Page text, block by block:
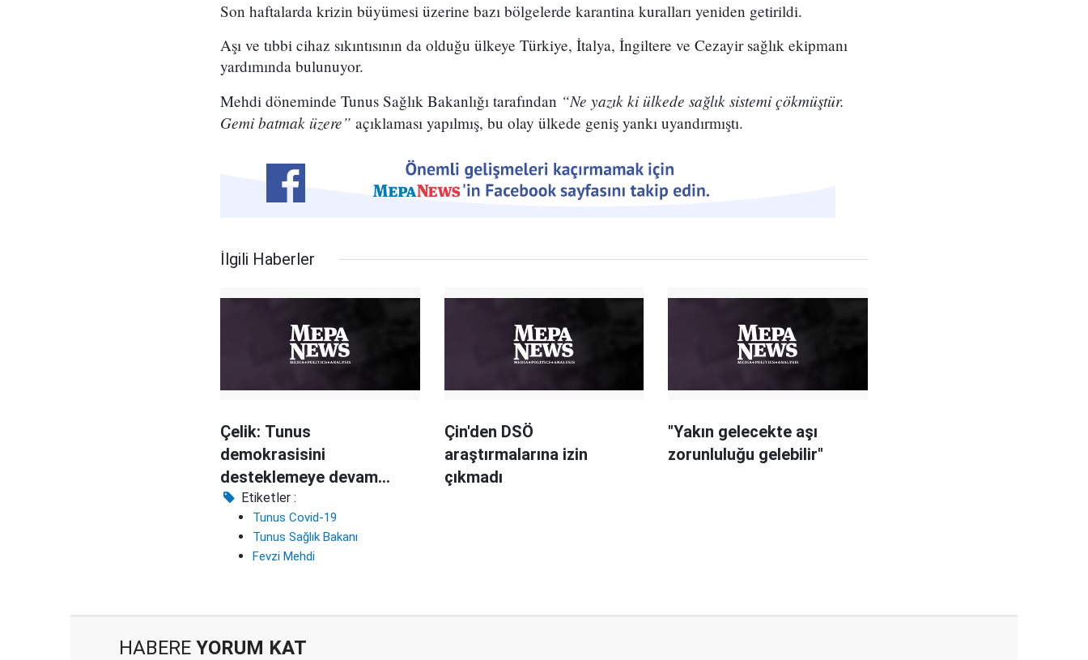
Son haftalarda krizin büyümesi üzerine bazı bölgelerde karantina kuralları yeniden getirildi.
Aşı ve tıbbi cihaz sıkıntısının da olduğu ülkeye Türkiye, İtalya, İngiltere ve Cezayir sağlık ekipmanı
yardımında bulunuyor.
Mehdi döneminde Tunus Sağlık Bakanlığı tarafından “Ne yazık ki ülkede sağlık sistemi çökmüştür.
Gemi batmak üzere” açıklaması yapılmış, bu olay ülkede geniş yankı uyandırmıştı.
İlgili Haberler
Çelik: Tunus
demokrasisini
desteklemeye devam
edeceğiz
Çin'den DSÖ
araştırmalarına izin
çıkmadı
"Yakın gelecekte aşı
zorunluluğu gelebilir"
Etiketler :
Tunus Covid-19
Tunus Sağlık Bakanı
Fevzi Mehdi
HABERE YORUM KAT